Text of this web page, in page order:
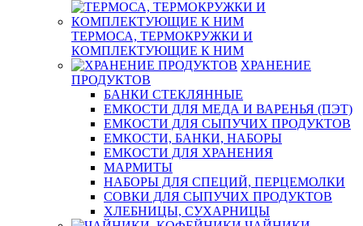
ТЕРМОСА, ТЕРМОКРУЖКИ И
КОМПЛЕКТУЮЩИЕ К НИМ
ХРАНЕНИЕ
ПРОДУКТОВ
БАНКИ СТЕКЛЯННЫЕ
ЕМКОСТИ ДЛЯ МЕДА И ВАРЕНЬЯ (ПЭТ)
ЕМКОСТИ ДЛЯ СЫПУЧИХ ПРОДУКТОВ
ЕМКОСТИ, БАНКИ, НАБОРЫ
ЕМКОСТИ ДЛЯ ХРАНЕНИЯ
МАРМИТЫ
НАБОРЫ ДЛЯ СПЕЦИЙ, ПЕРЦЕМОЛКИ
СОВКИ ДЛЯ СЫПУЧИХ ПРОДУКТОВ
ХЛЕБНИЦЫ, СУХАРНИЦЫ